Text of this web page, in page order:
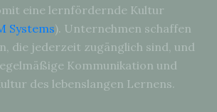
eine lernfördernde Kultur
Systems). Unternehmen schaffen
die jederzeit zugänglich sind, und
Kommunikation und
des lebenslangen Lernens.